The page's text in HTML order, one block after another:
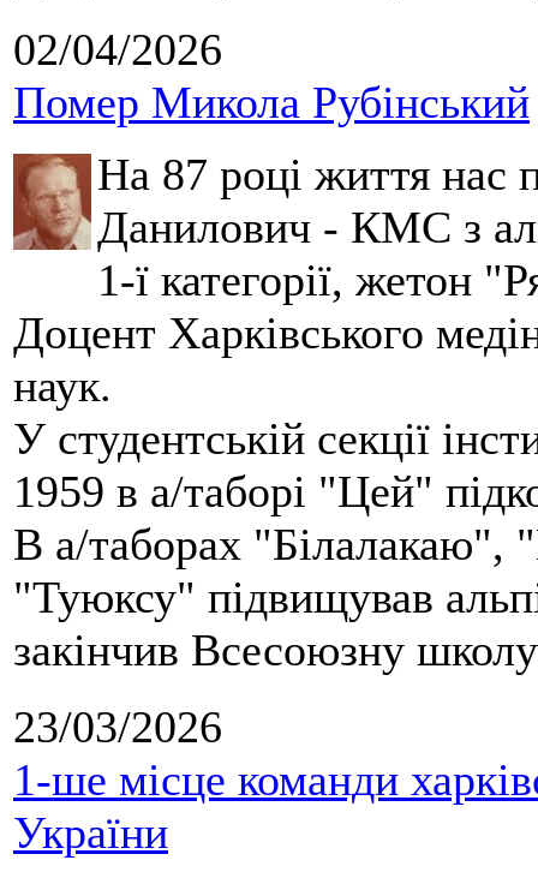
02/04/2026
Помер Микола Рубінський
На 87 році життя нас
Данилович - КМС з
1-ї категорії, жетон
Доцент Харківського
наук.
У студентській секції
1959 в а/таборі "Цей"
В а/таборах "Білалакаю",
"Туюксу" підвищував
закінчив Всесоюзну
23/03/2026
1-ше місце команди
України